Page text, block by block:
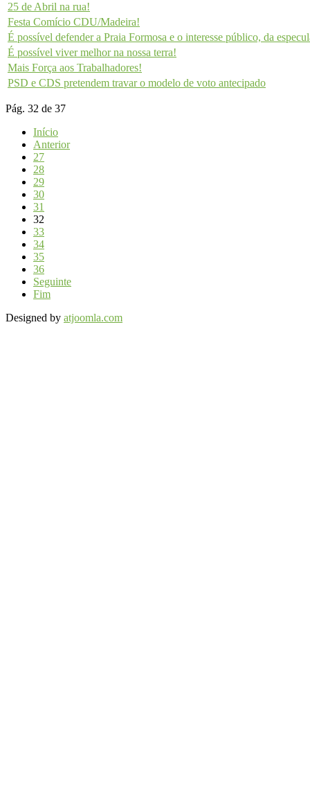
25 de Abril na rua!
Festa Comício CDU/Madeira!
É possível defender a Praia Formosa e o interesse público, da
É possível viver melhor na nossa terra!
Mais Força aos Trabalhadores!
PSD e CDS pretendem travar o modelo de voto antecipado
Pág. 32 de 37
Início
Anterior
27
28
29
30
31
32
33
34
35
36
Seguinte
Fim
Designed by atjoomla.com